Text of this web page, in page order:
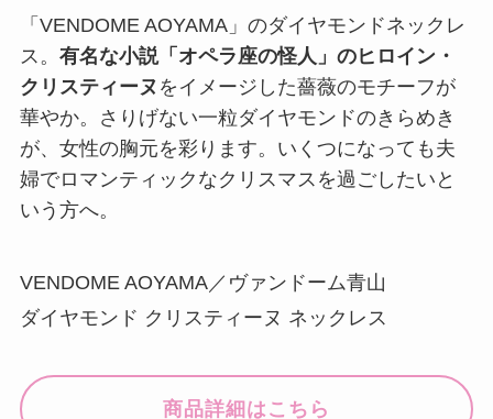
「VENDOME AOYAMA」のダイヤモンドネックレ
ス。 有名な小説「オペラ座の怪人」のヒロイン・
クリスティーヌ をイメージした薔薇のモチーフが
華やか。さりげない一粒ダイヤモンドのきらめき
が、女性の胸元を彩ります。いくつになっても夫
婦でロマンティックなクリスマスを過ごしたいと
いう方へ。
VENDOME AOYAMA／ヴァンドーム青山
ダイヤモンド クリスティーヌ ネックレス
商品詳細はこちら